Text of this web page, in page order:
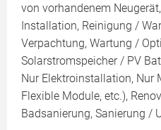
von vorhandenem
Installation, Reinigung /
Verpachtung, Wartung /
Solarstromspeicher / PV
Nur Elektroinstallation, Nur
Flexible Module, etc.),
Badsanierung, Sanierung /